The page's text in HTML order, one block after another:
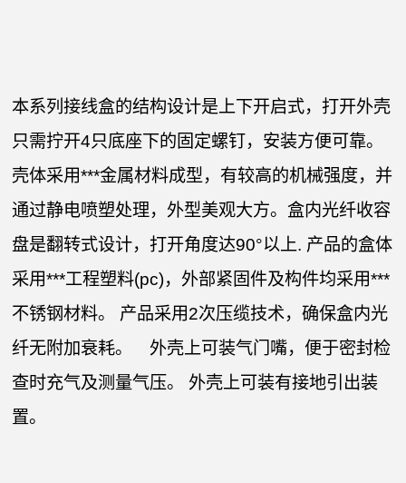
本系列接线盒的结构设计是上下开启式，打开外壳
只需拧开4只底座下的固定螺钉，安装方便可靠。
壳体采用***金属材料成型，有较高的机械强度，并
通过静电喷塑处理，外型美观大方。盒内光纤收容
盘是翻转式设计，打开角度达90°以上. 产品的盒体
采用***工程塑料(pc)，外部紧固件及构件均采用***
不锈钢材料。 产品采用2次压缆技术，确保盒内光
纤无附加衰耗。 外壳上可装气门嘴，便于密封检
查时充气及测量气压。 外壳上可装有接地引出装
置。